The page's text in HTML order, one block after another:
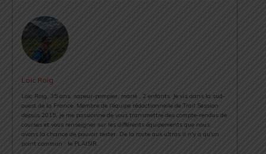
Loïc Roig
Loïc Roig, 35 ans, sapeur-pompier, marié , 2 enfants. Je vis dans la sud-
ouest de la France. Membre de l'équipe rédactionnelle de Trail Session
depuis 2015, je me passionne de vous transmettre des compte-rendus de
courses et vous renseigner sur les différents équipements que nous
avons la chance de pouvoir tester. De la route aux ultras il n'y a qu'un
point commun : le PLAISIR.